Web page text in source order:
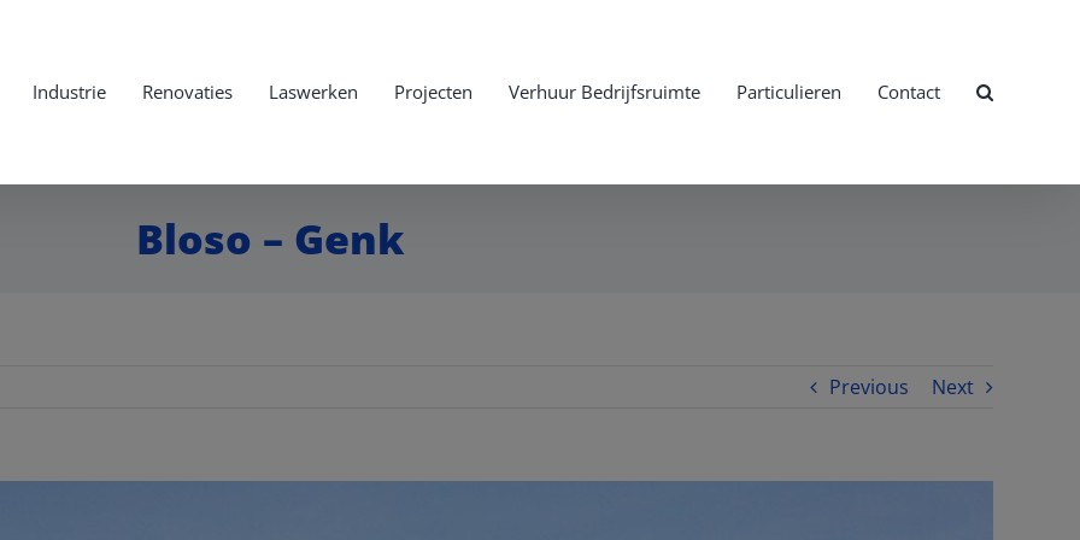
Industrie Renovaties Laswerken Projecten Verhuur Bedrijfsruimte Particulieren Contact
Bloso – Genk
Previous Next